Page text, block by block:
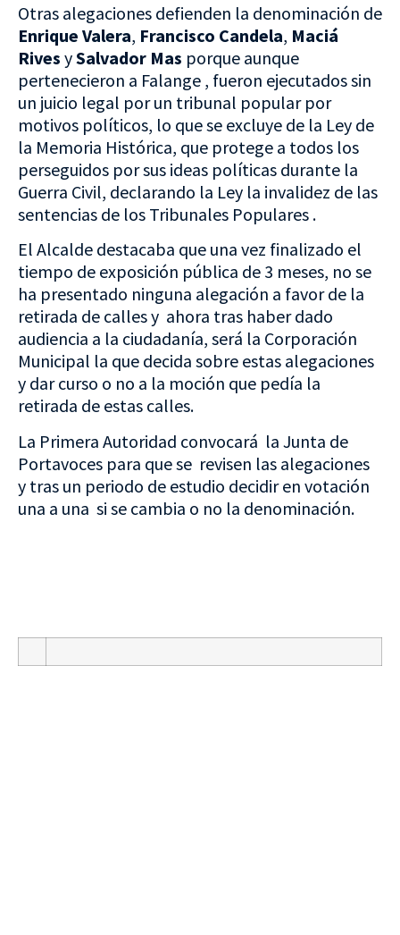
Otras alegaciones defienden la denominación de
Enrique Valera, Francisco Candela, Maciá
Rives ySalvador Mas porque aunque
pertenecieron a Falange , fueron ejecutados sin
un juicio legal por un tribunal popular por
motivos políticos, lo que se excluye de la Ley de
la Memoria Histórica, que protege a todos los
perseguidos por sus ideas políticas durante la
Guerra Civil, declarando la Ley la invalidez de las
sentencias de los Tribunales Populares .
El Alcalde destacaba que una vez finalizado el
tiempo de exposición pública de 3 meses, no se
ha presentado ninguna alegación a favor de la
retirada de calles y ahora tras haber dado
audiencia a la ciudadanía, será la Corporación
Municipal la que decida sobre estas alegaciones
y dar curso o no a la moción que pedía la
retirada de estas calles.
La Primera Autoridad convocará la Junta de
Portavoces para que se revisen las alegaciones
y tras un periodo de estudio decidir en votación
una a una si se cambia o no la denominación.